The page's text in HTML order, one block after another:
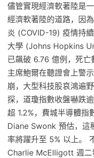
儘管實現經濟軟著陸是
經濟軟著陸的道路，因
炎 (COVID-19) 疫情持
大學 (Johns Hopkins
已飆破 6.76 億例，死
主席鮑爾在聽證會上警
崩，大型科技股哀鴻遍
探，道瓊指數收盤嚇跌
超 1.2%，費城半導體指
Diane Swonk 預估，這
率將躍升至 5% 以上。
Charlie McElligott 週二